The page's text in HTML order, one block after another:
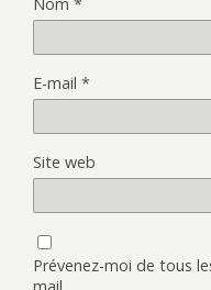
E-mail *
Site web
Prévenez-moi de tous